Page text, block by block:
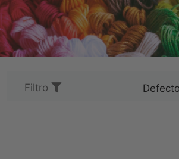
REVISTAS
TELAS
TEMÁTICO
NOVEDADES
Filtro